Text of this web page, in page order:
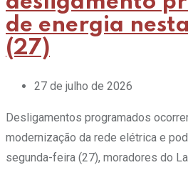
de energia
(27)
27 de julho de 2026
Desligamentos programados
modernização da rede elétrica e
segunda-feira (27), moradores do